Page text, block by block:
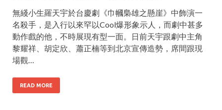
無綫小生羅天宇於台慶劇《巾幗梟雄之懸崖》中飾演一
名殺手，是入行以來罕以Cool爆形象示人，而劇中甚多
動作戲的他，不時展現有型一面。日前天宇跟劇中主角
黎耀祥、胡定欣、蕭正楠等到北京宣傳造勢，席間跟現
場觀…
READ MORE